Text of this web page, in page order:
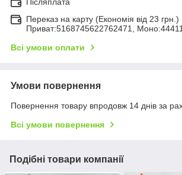
Переказ на карту (Економія від 23 грн.)
Приват:5168745622762471,
Всі умови оплати
Умови повернення
Повернення товару впродовж 14 днів за
Всі умови повернення
Подібні товари компанії